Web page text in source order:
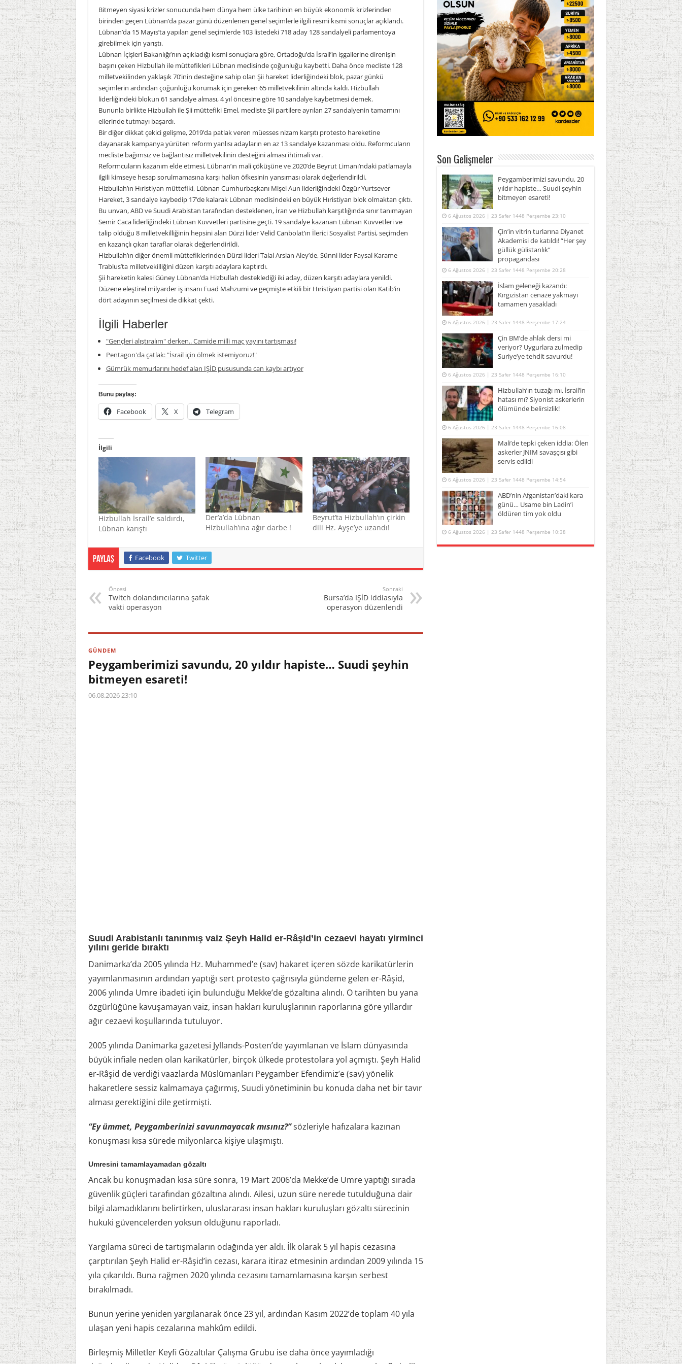
Bitmeyen siyasi krizler sonucunda hem dünya hem ülke tarihinin en büyük ekonomik krizlerinden
birinden geçen Lübnan’da pazar günü düzenlenen genel seçimlerle ilgili resmi kısmi sonuçlar açıklandı.
Lübnan’da 15 Mayıs’ta yapılan genel seçimlerde 103 listedeki 718 aday 128 sandalyeli parlamentoya
girebilmek için yarıştı.
Lübnan İçişleri Bakanlığı’nın açıkladığı kısmi sonuçlara göre, Ortadoğu’da İsrail’in işgallerine direnişin
başını çeken Hizbullah ile müttefikleri Lübnan meclisinde çoğunluğu kaybetti. Daha önce mecliste 128
milletvekilinden yaklaşık 70’inin desteğine sahip olan Şii hareket liderliğindeki blok, pazar günkü
seçimlerin ardından çoğunluğu korumak için gereken 65 milletvekilinin altında kaldı. Hizbullah
liderliğindeki blokun 61 sandalye alması, 4 yıl öncesine göre 10 sandalye kaybetmesi demek.
Bununla birlikte Hizbullah ile Şii müttefiki Emel, mecliste Şii partilere ayrılan 27 sandalyenin tamamını
ellerinde tutmayı başardı.
Bir diğer dikkat çekici gelişme, 2019’da patlak veren müesses nizam karşıtı protesto hareketine
dayanarak kampanya yürüten reform yanlısı adayların en az 13 sandalye kazanması oldu. Reformcuların
mecliste bağımsız ve bağlantısız milletvekilinin desteğini alması ihtimali var.
Reformcuların kazanım elde etmesi, Lübnan’ın mali çöküşüne ve 2020’de Beyrut Limanı’ndaki patlamayla
ilgili kimseye hesap sorulmamasına karşı halkın öfkesinin yansıması olarak değerlendirildi.
Hizbullah’ın Hıristiyan müttefiki, Lübnan Cumhurbaşkanı Mişel Aun liderliğindeki Özgür Yurtsever
Hareket, 3 sandalye kaybedip 17’de kalarak Lübnan meclisindeki en büyük Hıristiyan blok olmaktan çıktı.
Bu unvan, ABD ve Suudi Arabistan tarafından desteklenen, İran ve Hizbullah karşıtlığında sınır tanımayan
Semir Caca liderliğindeki Lübnan Kuvvetleri partisine geçti. 19 sandalye kazanan Lübnan Kuvvetleri ve
talip olduğu 8 milletvekilliğinin hepsini alan Dürzi lider Velid Canbolat’ın İlerici Sosyalist Partisi, seçimden
en kazançlı çıkan taraflar olarak değerlendirildi.
Hizbullah’ın diğer önemli müttefiklerinden Dürzi lideri Talal Arslan Aley’de, Sünni lider Faysal Karame
Trablus’ta milletvekilliğini düzen karşıtı adaylara kaptırdı.
Şii hareketin kalesi Güney Lübnan’da Hizbullah desteklediği iki aday, düzen karşıtı adaylara yenildi.
Düzene eleştirel milyarder iş insanı Fuad Mahzumi ve geçmişte etkili bir Hıristiyan partisi olan Katib’in
dört adayının seçilmesi de dikkat çekti.
İlgili Haberler
"Gençleri alıştıralım" derken.. Camide milli maç yayını tartışması!
Pentagon'da çatlak: "İsrail için ölmek istemiyoruz!"
Gümrük memurlarını hedef alan IŞİD pususunda can kaybı artıyor
Bunu paylaş:
Facebook X Telegram
İlgili
Hizbullah İsrail’e saldırdı,
Lübnan karıştı
Der’a’da Lübnan
Hizbullah’ına ağır darbe !
Beyrut’ta Hizbullah’ın çirkin
dili Hz. Ayşe’ye uzandı!
Paylaş Facebook Twitter
Öncesi
Twitch dolandırıcılarına şafak
vakti operasyon
Sonraki
Bursa’da IŞİD iddiasıyla
operasyon düzenlendi
GÜNDEM
Peygamberimizi savundu, 20 yıldır hapiste… Suudi şeyhin
bitmeyen esareti!
06.08.2026 23:10
Suudi Arabistanlı tanınmış vaiz Şeyh Halid er-Râşid’in cezaevi hayatı yirminci
yılını geride bıraktı
Danimarka’da 2005 yılında Hz. Muhammed’e (sav) hakaret içeren sözde karikatürlerin
yayımlanmasının ardından yaptığı sert protesto çağrısıyla gündeme gelen er-Râşid,
2006 yılında Umre ibadeti için bulunduğu Mekke’de gözaltına alındı. O tarihten bu yana
özgürlüğüne kavuşamayan vaiz, insan hakları kuruluşlarının raporlarına göre yıllardır
ağır cezaevi koşullarında tutuluyor.
2005 yılında Danimarka gazetesi Jyllands-Posten’de yayımlanan ve İslam dünyasında
büyük infiale neden olan karikatürler, birçok ülkede protestolara yol açmıştı. Şeyh Halid
er-Râşid de verdiği vaazlarda Müslümanları Peygamber Efendimiz’e (sav) yönelik
hakaretlere sessiz kalmamaya çağırmış, Suudi yönetiminin bu konuda daha net bir tavır
alması gerektiğini dile getirmişti.
“Ey ümmet, Peygamberinizi savunmayacak mısınız?”sözleriyle hafızalara kazınan
konuşması kısa sürede milyonlarca kişiye ulaşmıştı.
Umresini tamamlayamadan gözaltı
Ancak bu konuşmadan kısa süre sonra, 19 Mart 2006’da Mekke’de Umre yaptığı sırada
güvenlik güçleri tarafından gözaltına alındı. Ailesi, uzun süre nerede tutulduğuna dair
bilgi alamadıklarını belirtirken, uluslararası insan hakları kuruluşları gözaltı sürecinin
hukuki güvencelerden yoksun olduğunu raporladı.
Yargılama süreci de tartışmaların odağında yer aldı. İlk olarak 5 yıl hapis cezasına
çarptırılan Şeyh Halid er-Râşid’in cezası, karara itiraz etmesinin ardından 2009 yılında 15
yıla çıkarıldı. Buna rağmen 2020 yılında cezasını tamamlamasına karşın serbest
bırakılmadı.
Bunun yerine yeniden yargılanarak önce 23 yıl, ardından Kasım 2022’de toplam 40 yıla
ulaşan yeni hapis cezalarına mahkûm edildi.
Birleşmiş Milletler Keyfi Gözaltılar Çalışma Grubu ise daha önce yayımladığı
Son Gelişmeler
Peygamberimizi savundu, 20
yıldır hapiste… Suudi şeyhin
bitmeyen esareti!
6 Ağustos 2026 | 23 Safer 1448 Perşembe 23:10
Çin’in vitrin turlarına Diyanet
Akademisi de katıldı! “Her şey
güllük gülistanlık”
propagandası
6 Ağustos 2026 | 23 Safer 1448 Perşembe 20:28
İslam geleneği kazandı:
Kırgızistan cenaze yakmayı
tamamen yasakladı
6 Ağustos 2026 | 23 Safer 1448 Perşembe 17:24
Çin BM’de ahlak dersi mi
veriyor? Uygurlara zulmedip
Suriye’ye tehdit savurdu!
6 Ağustos 2026 | 23 Safer 1448 Perşembe 16:10
Hizbullah’ın tuzağı mı, İsrail’in
hatası mı? Siyonist askerlerin
ölümünde belirsizlik!
6 Ağustos 2026 | 23 Safer 1448 Perşembe 16:08
Mali’de tepki çeken iddia: Ölen
askerler JNIM savaşçısı gibi
servis edildi
6 Ağustos 2026 | 23 Safer 1448 Perşembe 14:54
ABD’nin Afganistan’daki kara
günü… Usame bin Ladin’i
öldüren tim yok oldu
6 Ağustos 2026 | 23 Safer 1448 Perşembe 10:38